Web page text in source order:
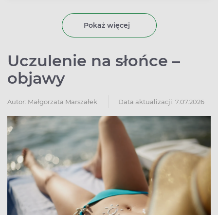
uwarunkowań genetycznych.
Pokaż więcej
Uczulenie na słońce –
objawy
Autor: Małgorzata Marszałek Data aktualizacji: 7.07.2026